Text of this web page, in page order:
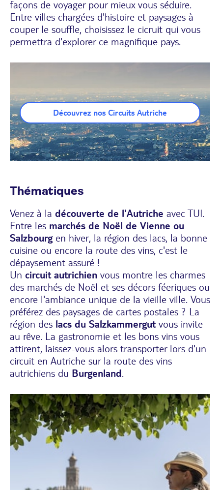
façons de voyager pour mieux vous séduire.
Entre villes chargées d'histoire et paysages à
couper le souffle, choisissez le cicruit qui vous
permettra d'explorer ce magnifique pays.
Découvrez nos Circuits Autriche
Thématiques
Venez à la découverte de l'Autriche avec TUI.
Entre les marchés de Noël de Vienne ou
Salzbourgen hiver, la région des lacs, la bonne
cuisine ou encore la route des vins, c'est le
dépaysement assuré !
Un circuit autrichien vous montre les charmes
des marchés de Noël et ses décors féeriques ou
encore l'ambiance unique de la vieille ville. Vous
préférez des paysages de cartes postales ? La
région des lacs du Salzkammergut vous invite
au rêve. La gastronomie et les bons vins vous
attirent, laissez-vous alors transporter lors d'un
circuit en Autriche sur la route des vins
autrichiens du Burgenland.